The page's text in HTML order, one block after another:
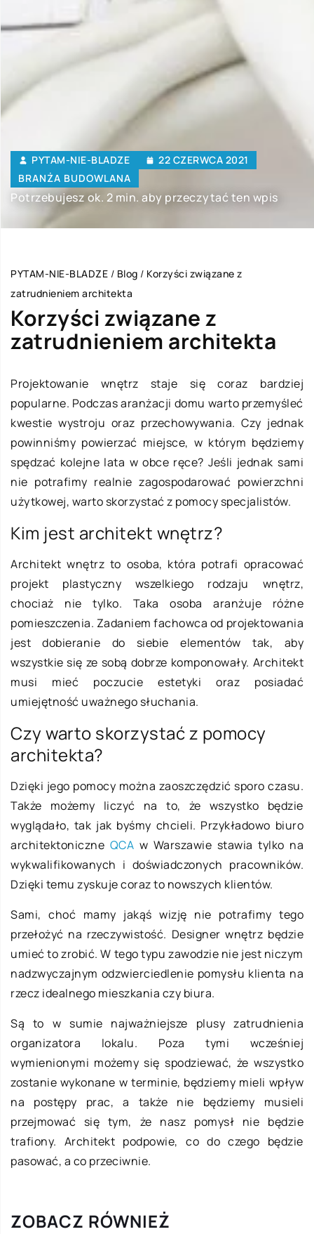
PYTAM-NIE-BLADZE
22 CZERWCA 2021
BRANŻA BUDOWLANA
Potrzebujesz ok. 2 min. aby przeczytać ten wpis
PYTAM-NIE-BLADZE / Blog / Korzyści związane z
zatrudnieniem architekta
Korzyści związane z
zatrudnieniem architekta
Projektowanie wnętrz staje się coraz bardziej
popularne. Podczas aranżacji domu warto przemyśleć
kwestie wystroju oraz przechowywania. Czy jednak
powinniśmy powierzać miejsce, w którym będziemy
spędzać kolejne lata w obce ręce? Jeśli jednak sami
nie potrafimy realnie zagospodarować powierzchni
użytkowej, warto skorzystać z pomocy specjalistów.
Kim jest architekt wnętrz?
Architekt wnętrz to osoba, która potrafi opracować
projekt plastyczny wszelkiego rodzaju wnętrz,
chociaż nie tylko. Taka osoba aranżuje różne
pomieszczenia. Zadaniem fachowca od projektowania
jest dobieranie do siebie elementów tak, aby
wszystkie się ze sobą dobrze komponowały. Architekt
musi mieć poczucie estetyki oraz posiadać
umiejętność uważnego słuchania.
Czy warto skorzystać z pomocy
architekta?
Dzięki jego pomocy można zaoszczędzić sporo czasu.
Także możemy liczyć na to, że wszystko będzie
wyglądało, tak jak byśmy chcieli. Przykładowo biuro
architektoniczne QCA w Warszawie stawia tylko na
wykwalifikowanych i doświadczonych pracowników.
Dzięki temu zyskuje coraz to nowszych klientów.
Sami, choć mamy jakąś wizję nie potrafimy tego
przełożyć na rzeczywistość. Designer wnętrz będzie
umieć to zrobić. W tego typu zawodzie nie jest niczym
nadzwyczajnym odzwierciedlenie pomysłu klienta na
rzecz idealnego mieszkania czy biura.
Są to w sumie najważniejsze plusy zatrudnienia
organizatora lokalu. Poza tymi wcześniej
wymienionymi możemy się spodziewać, że wszystko
zostanie wykonane w terminie, będziemy mieli wpływ
na postępy prac, a także nie będziemy musieli
przejmować się tym, że nasz pomysł nie będzie
trafiony. Architekt podpowie, co do czego będzie
pasować, a co przeciwnie.
ZOBACZ RÓWNIEŻ